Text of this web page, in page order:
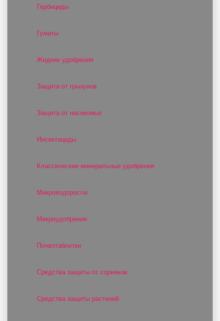
Гербициды
Гуматы
Жидкие удобрения
Защита от грызунов
Защита от насекомых
Инсектициды
Классические минеральные удобрения
Микроводоросли
Микроудобрения
Почвотаблетки
Средства защиты от сорняков
Средства защиты растений